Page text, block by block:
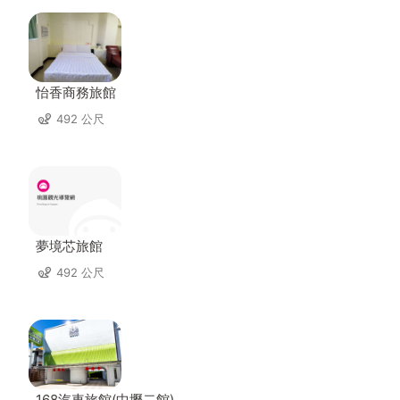
怡香商務旅館
492 公尺
夢境芯旅館
492 公尺